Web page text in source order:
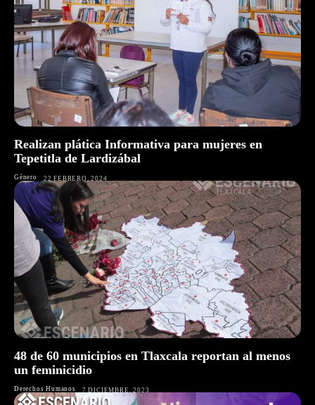
Realizan plática Informativa para mujeres en
Tepetitla de Lardizábal
Género 22 FEBRERO, 2024
48 de 60 municipios en Tlaxcala reportan al menos
un feminicidio
Derechos Humanos 7 DICIEMBRE, 2023